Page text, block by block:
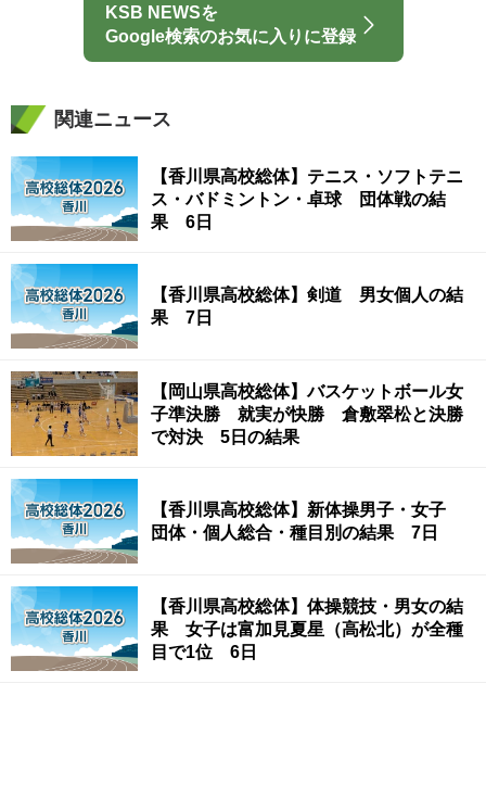
KSB NEWSを
Google検索のお気に入りに登録
関連ニュース
【香川県高校総体】テニス・ソフトテニ
ス・バドミントン・卓球 団体戦の結
果 6日
【香川県高校総体】剣道 男女個人の結
果 7日
【岡山県高校総体】バスケットボール女
子準決勝 就実が快勝 倉敷翠松と決勝
で対決 5日の結果
【香川県高校総体】新体操男子・女子
団体・個人総合・種目別の結果 7日
【香川県高校総体】体操競技・男女の結
果 女子は富加見夏星（高松北）が全種
目で1位 6日